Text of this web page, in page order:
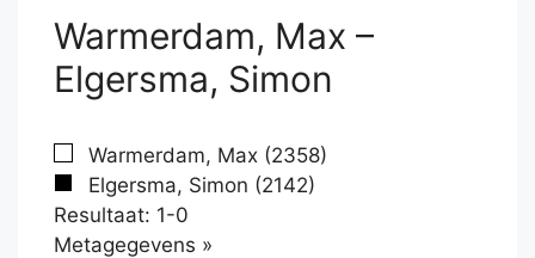
Warmerdam, Max –
Elgersma, Simon
Warmerdam, Max (2358)
Elgersma, Simon (2142)
Resultaat: 1-0
Metagegevens »